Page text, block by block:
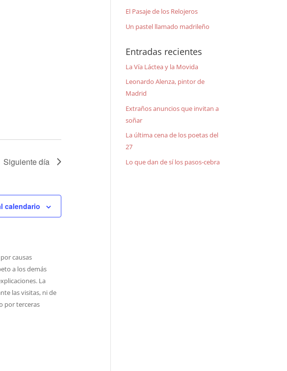
Siguiente día
calendario
causas
a los demás
La
las visitas, ni de
por terceras
El Pasaje de los Relojeros
Un pastel llamado madrileño
Entradas recientes
La Vía Láctea y la Movida
Leonardo Alenza, pintor de
Madrid
Extraños anuncios que invitan a
soñar
La última cena de los poetas del
27
Lo que dan de sí los pasos-cebra